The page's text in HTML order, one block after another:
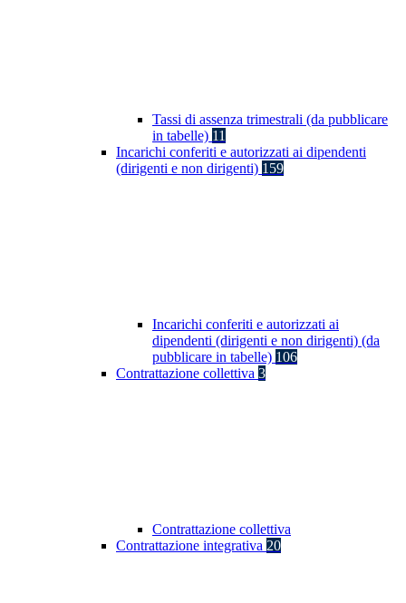
Tassi di assenza trimestrali (da pubblicare
in tabelle) 11
Incarichi conferiti e autorizzati ai dipendenti
(dirigenti e non dirigenti) 159
Incarichi conferiti e autorizzati ai
dipendenti (dirigenti e non dirigenti) (da
pubblicare in tabelle) 106
Contrattazione collettiva 3
Contrattazione collettiva
Contrattazione integrativa 20